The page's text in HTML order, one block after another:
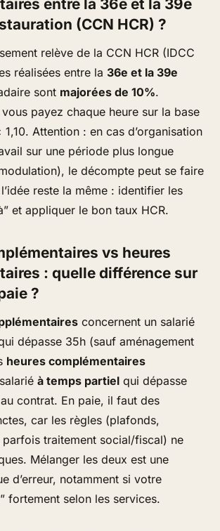
entre la 36e et la 39e
(CCN HCR) ?
relève de la CCN HCR (IDCC
réalisées entre la 36e et la 39e
sont majorées de 10%.
payez chaque heure sur la base
. Attention : en cas d’organisation
sur une période plus longue
le décompte peut se faire
reste la même : identifier les
et appliquer le bon taux HCR.
vs heures
: quelle différence sur
?
concernent un salarié
dépasse 35h (sauf aménagement
heures complémentaires
à temps partiel qui dépasse
contrat. En paie, il faut des
car les règles (plafonds,
traitement social/fiscal) ne
Mélanger les deux est une
d’erreur, notamment si votre
fortement selon les services.